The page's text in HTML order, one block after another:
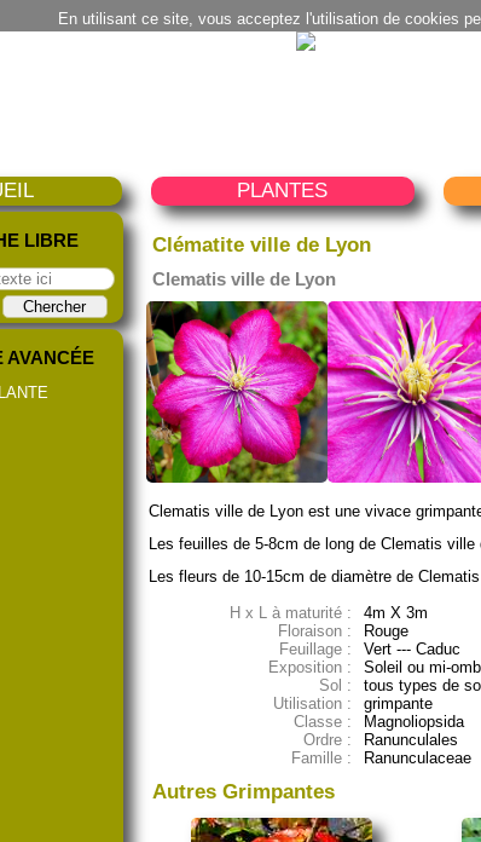
En utilisant ce site, vous acceptez l'utilisation de cookies
PLANTES
LIBRE
AVANCÉE
Clématite ville de Lyon
Clematis ville de Lyon
Clematis ville de Lyon est une vivace
Les feuilles de 5-8cm de long de Clematis
Les fleurs de 10-15cm de diamètre de
H x L à maturité :
Floraison :
Feuillage :
Exposition :
Sol :
Utilisation :
Classe :
Ordre :
Famille :
4m X 3m
Rouge
Vert --- Caduc
Soleil ou mi-
tous types de
grimpante
Magnoliopsida
Ranunculales
Ranunculaceae
Autres Grimpantes